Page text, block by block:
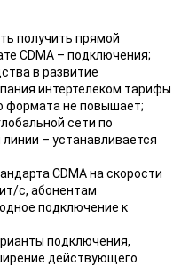
получить прямой
CDMA – подключения;
в развитие
интертелеком тарифы
формата не повышает;
сети по
– устанавливается
CDMA на скорости
с, абонентам
подключение к
подключения,
действующего